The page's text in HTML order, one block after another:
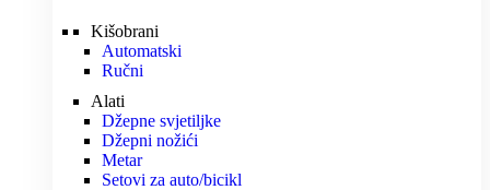
Kišobrani
Automatski
Ručni
Alati
Džepne svjetiljke
Džepni nožići
Metar
Setovi za auto/bicikl